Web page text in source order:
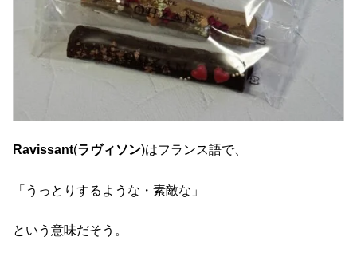
Ravissant(ラヴィソン)はフランス語で、
「うっとりするような・素敵な」
という意味だそう。